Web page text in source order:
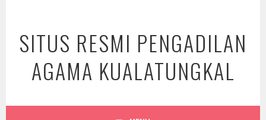
content
SITUS RESMI PENGADILAN
AGAMA KUALATUNGKAL